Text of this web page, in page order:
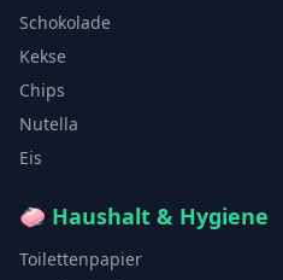
Schokolade
Kekse
Chips
Nutella
Eis
🧼 Haushalt & Hygiene
Toilettenpapier